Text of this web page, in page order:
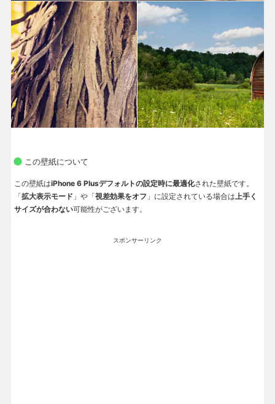
この壁紙について
この壁紙はiPhone 6 Plusデフォルトの設定時に最適化された壁紙です。
「拡大表示モード 」や「視差効果をオフ 」に設定されている場合は上手く
サイズが合わない可能性がございます。
スポンサーリンク